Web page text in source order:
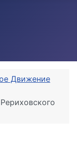
Движение